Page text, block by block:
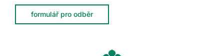
formulář pro odběr